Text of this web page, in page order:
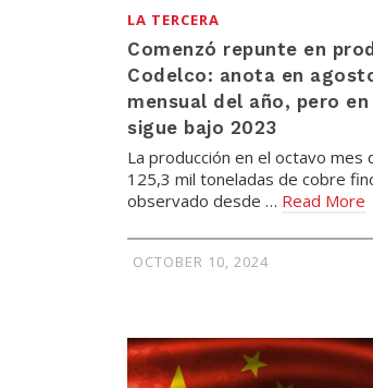
LA TERCERA
Comenzó repunte en
Codelco: anota en
mensual del año, pero
sigue bajo 2023
La producción en el octavo mes
125,3 mil toneladas de cobre
observado desde … Read More
OCTOBER 10, 2024